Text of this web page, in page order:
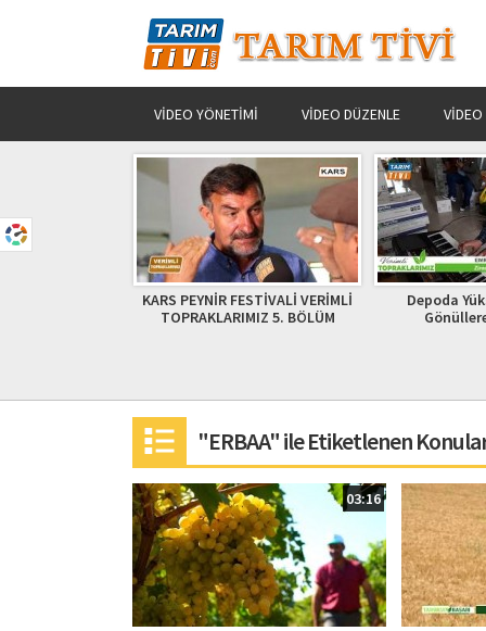
VIDEO YÖNETIMI VIDEO DÜZENLE VIDEO
Depoda Yükselen Ezgiler
Gönüllere Dokundu
"ERBAA" ile Etiketlenen
03:16